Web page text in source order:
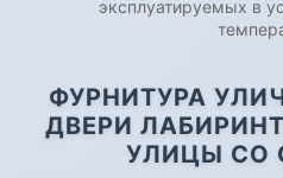
эксплуатируемых в
ФУРНИТУРА
ДВЕРИ
УЛИЦЫ СО